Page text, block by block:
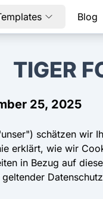
Blog
TIGER
25, 2025
schätzen wir
erklärt, wie wir
in Bezug auf